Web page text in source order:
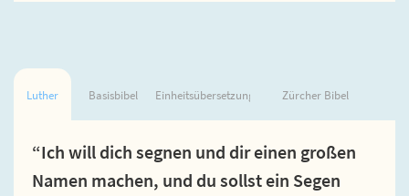
Luther Basisbibel Einheitsübersetzung Zürcher Bibel
“Ich will dich segnen und dir einen großen
Namen machen, und du sollst ein Segen